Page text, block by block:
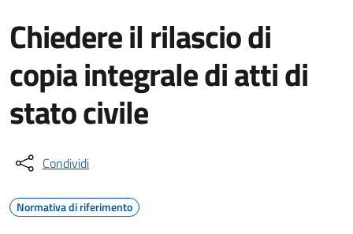
Chiedere il rilascio di
copia integrale di atti di
stato civile
Condividi
Normativa di riferimento